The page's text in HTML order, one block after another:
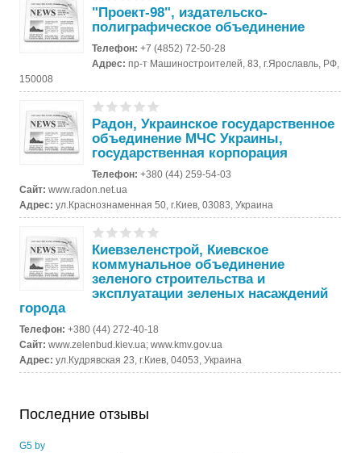
"Проект-98", издательско-
полиграфическое объединение
Телефон:+7 (4852) 72-50-28
Адрес:пр-т Машиностроителей, 83, г.Ярославль, РФ,
150008
Радон, Украинское государственное
объединение МЧС Украины,
государственная корпорация
Телефон:+380 (44) 259-54-03
Сайт:www.radon.net.ua
Адрес:ул.Краснознаменная 50, г.Киев, 03083, Украина
Киевзеленстрой, Киевское
коммунальное объединение
зеленого строительства и
эксплуатации зеленых насаждений
города
Телефон:+380 (44) 272-40-18
Сайт:www.zelenbud.kiev.ua; www.kmv.gov.ua
Адрес:ул.Кудрявская 23, г.Киев, 04053, Украина
Последние отзывы
G5 by